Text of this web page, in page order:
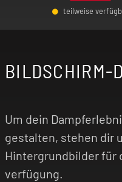
System bist, das
teilweise
BILDSCHIRM-
Um dein
gestalten, stehen dir
Hintergrundbilder für
verfügung.